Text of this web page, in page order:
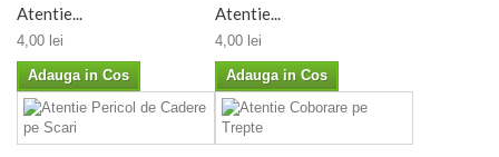
Atentie...
4,00 lei
Adauga in Cos
Atentie...
4,00 lei
Adauga in Cos